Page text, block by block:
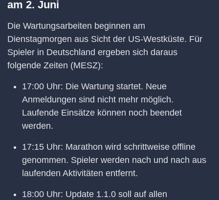
am 2. Juni
Die Wartungsarbeiten beginnen am
Dienstagmorgen aus Sicht der US-Westküste. Für
Spieler in Deutschland ergeben sich daraus
folgende Zeiten (MESZ):
17:00 Uhr: Die Wartung startet. Neue
Anmeldungen sind nicht mehr möglich.
Laufende Einsätze können noch beendet
werden.
17:15 Uhr: Marathon wird schrittweise offline
genommen. Spieler werden nach und nach aus
laufenden Aktivitäten entfernt.
18:00 Uhr: Update 1.1.0 soll auf allen